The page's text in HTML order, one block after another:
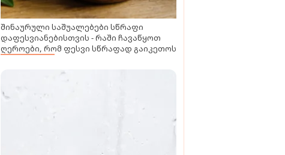
შინაურული საშუალებები სწრაფი
დაფესვიანებისთვის - რაში ჩავაწყოთ
ღეროები, რომ ფესვი სწრაფად გაიკეთოს